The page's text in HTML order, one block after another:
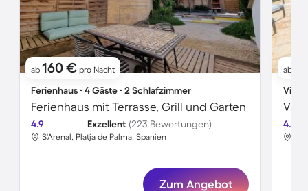
ab 160 € pro Nacht
Ferienhaus ∙ 4 Gäste ∙ 2 Schlafzimmer
Ferienhaus mit Terrasse, Grill und Garten
4.9 Exzellent (223 Bewertungen)
S'Arenal, Platja de Palma, Spanien
Zum Angebot
ab
Villa
Villa
4.6